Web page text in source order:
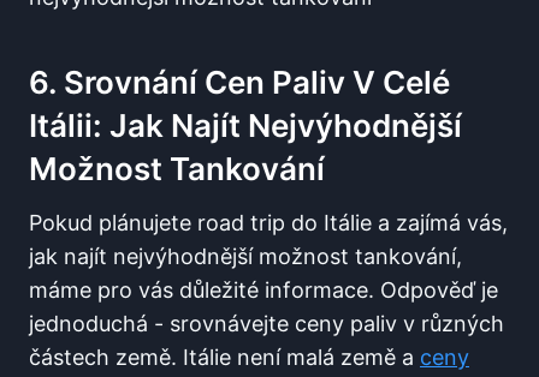
6. Srovnání Cen Paliv V Celé
Itálii: Jak Najít Nejvýhodnější
Možnost ​tankování
Pokud plánujete road trip⁣ do Itálie a zajímá vás,
jak ‌najít nejvýhodnější⁤ možnost tankování,
máme pro vás důležité⁤ informace. Odpověď ⁣je
jednoduchá -⁣ srovnávejte ceny paliv v různých
částech země. Itálie není malá země a ceny